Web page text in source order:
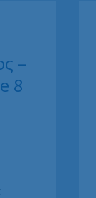
–
8